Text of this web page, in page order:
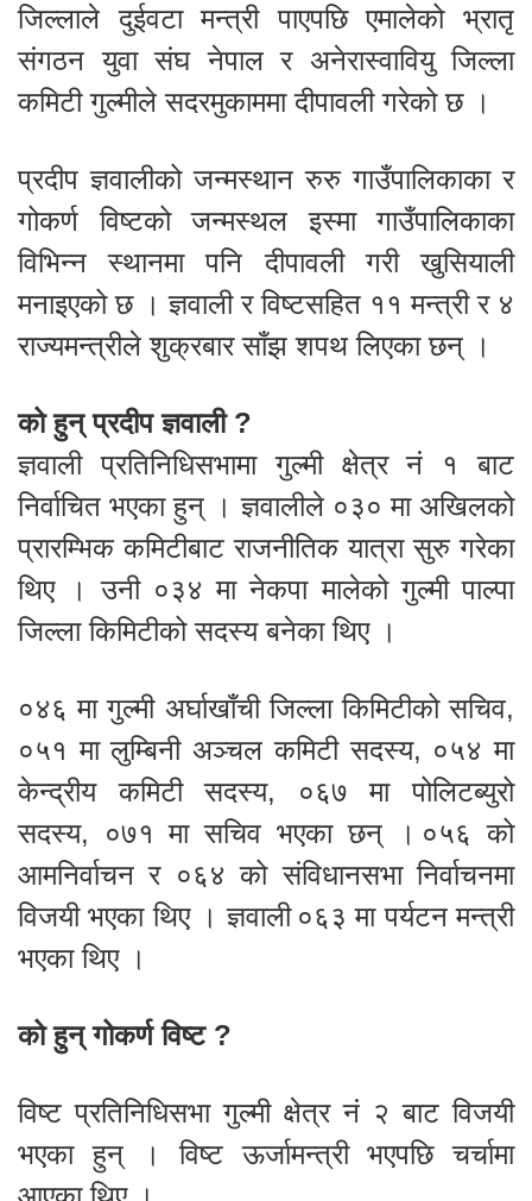
जिल्लाले दुईवटा मन्त्री पाएपछि एमालेको भ्रातृ
संगठन युवा संघ नेपाल र अनेरास्वावियु जिल्ला
कमिटी गुल्मीले सदरमुकाममा दीपावली गरेको छ ।
प्रदीप ज्ञवालीको जन्मस्थान रुरु गाउँपालिकाका र
गोकर्ण विष्टको जन्मस्थल इस्मा गाउँपालिकाका
विभिन्न स्थानमा पनि दीपावली गरी खुसियाली
मनाइएको छ । ज्ञवाली र विष्टसहित ११ मन्त्री र ४
राज्यमन्त्रीले शुक्रबार साँझ शपथ लिएका छन् ।
को हुन् प्रदीप ज्ञवाली ?
ज्ञवाली प्रतिनिधिसभामा गुल्मी क्षेत्र नं १ बाट
निर्वाचित भएका हुन् । ज्ञवालीले ०३० मा अखिलको
प्रारम्भिक कमिटीबाट राजनीतिक यात्रा सुरु गरेका
थिए । उनी ०३४ मा नेकपा मालेको गुल्मी पाल्पा
जिल्ला किमिटीको सदस्य बनेका थिए ।
०४६ मा गुल्मी अर्घाखाँची जिल्ला किमिटीको सचिव,
०५१ मा लुम्बिनी अञ्चल कमिटी सदस्य, ०५४ मा
केन्द्रीय कमिटी सदस्य, ०६७ मा पोलिटब्युरो
सदस्य, ०७१ मा सचिव भएका छन् । ०५६ को
आमनिर्वाचन र ०६४ को संविधानसभा निर्वाचनमा
विजयी भएका थिए । ज्ञवाली ०६३ मा पर्यटन मन्त्री
भएका थिए ।
को हुन् गोकर्ण विष्ट ?
विष्ट प्रतिनिधिसभा गुल्मी क्षेत्र नं २ बाट विजयी
भएका हुन् । विष्ट ऊर्जामन्त्री भएपछि चर्चामा